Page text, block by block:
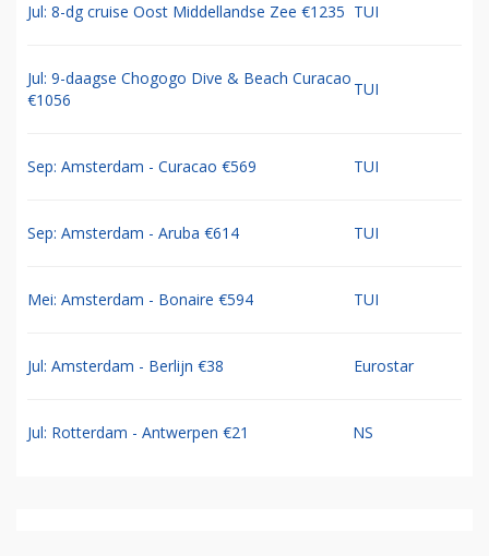
Jul: 8-dg cruise Oost Middellandse Zee €1235 TUI
Jul: 9-daagse Chogogo Dive & Beach Curacao
€1056
TUI
Sep: Amsterdam - Curacao €569 TUI
Sep: Amsterdam - Aruba €614 TUI
Mei: Amsterdam - Bonaire €594 TUI
Jul: Amsterdam - Berlijn €38 Eurostar
Jul: Rotterdam - Antwerpen €21 NS